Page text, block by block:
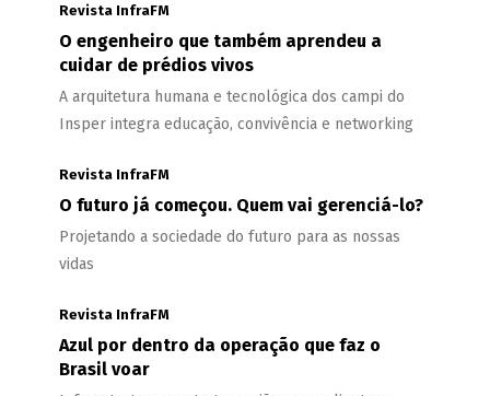
Revista InfraFM
O engenheiro que também aprendeu a
cuidar de prédios vivos
A arquitetura humana e tecnológica dos campi do
Insper integra educação, convivência e networking
Revista InfraFM
O futuro já começou. Quem vai gerenciá-lo?
Projetando a sociedade do futuro para as nossas
vidas
Revista InfraFM
Azul por dentro da operação que faz o
Brasil voar